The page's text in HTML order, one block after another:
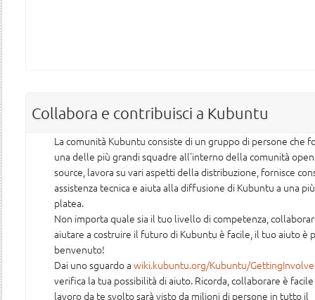
Collabora e contribuisci a Kubuntu
La comunità Kubuntu consiste di un gruppo di persone che
una delle più grandi squadre all'interno della comunità open
source, lavora su vari aspetti della distribuzione, fornisce
assistenza tecnica e aiuta alla diffusione di Kubuntu a una
platea.
Non importa quale sia il tuo livello di competenza,
aiutare a costruire il futuro di Kubuntu è facile, il tuo aiuto è
benvenuto!
Dai uno sguardo a wiki.kubuntu.org/Kubuntu/
verifica la tua possibilità di aiuto. Ricorda, collaborare è
lavoro da te svolto sarà visto da milioni di persone in tutto il